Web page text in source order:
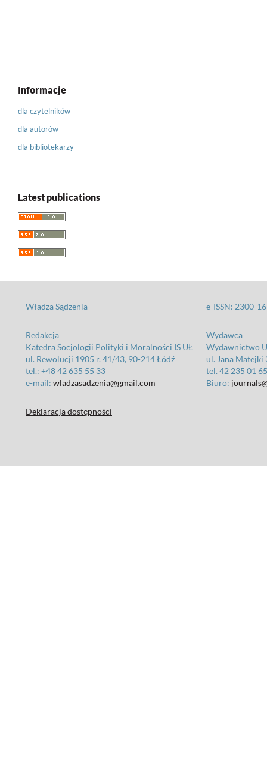
Informacje
dla czytelników
dla autorów
dla bibliotekarzy
Latest publications
Władza Sądzenia e-ISSN: 2300-
Redakcja
Katedra Socjologii Polityki i Moralności IS UŁ
ul. Rewolucji 1905 r. 41/43, 90-214 Łódź
tel.: +48 42 635 55 33
e-mail: wladzasadzenia@gmail.com
Wydawca
Wydawnictwo
ul. Jana Matejki
tel. 42 235 01
Biuro:
Deklaracja dostępności